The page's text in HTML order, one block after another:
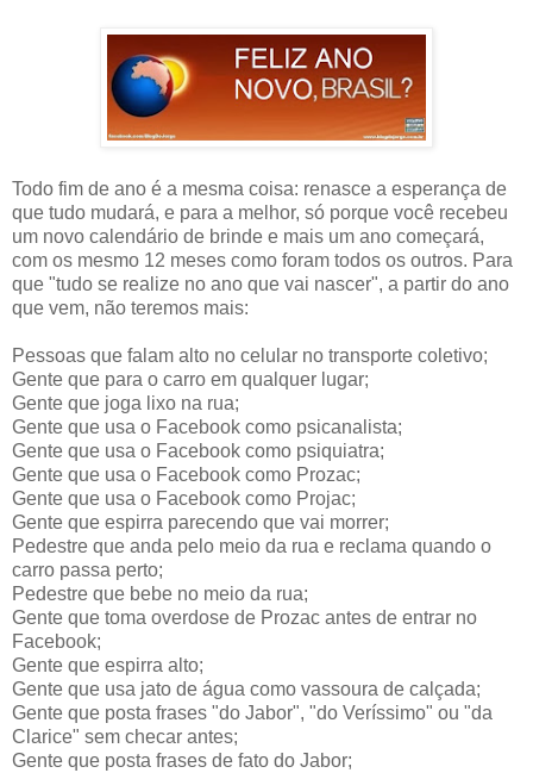
Todo fim de ano é a mesma coisa: renasce a esperança de
que tudo mudará, e para a melhor, só porque você recebeu
um novo calendário de brinde e mais um ano começará,
com os mesmo 12 meses como foram todos os outros. Para
que "tudo se realize no ano que vai nascer", a partir do ano
que vem, não teremos mais:
Pessoas que falam alto no celular no transporte coletivo;
Gente que para o carro em qualquer lugar;
Gente que joga lixo na rua;
Gente que usa o Facebook como psicanalista;
Gente que usa o Facebook como psiquiatra;
Gente que usa o Facebook como Prozac;
Gente que usa o Facebook como Projac;
Gente que espirra parecendo que vai morrer;
Pedestre que anda pelo meio da rua e reclama quando o
carro passa perto;
Pedestre que bebe no meio da rua;
Gente que toma overdose de Prozac antes de entrar no
Facebook;
Gente que espirra alto;
Gente que usa jato de água como vassoura de calçada;
Gente que posta frases "do Jabor", "do Veríssimo" ou "da
Clarice" sem checar antes;
Gente que posta frases de fato do Jabor;